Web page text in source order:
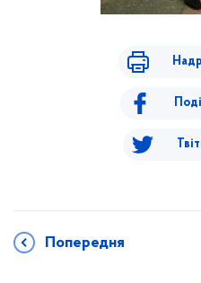
Попередня